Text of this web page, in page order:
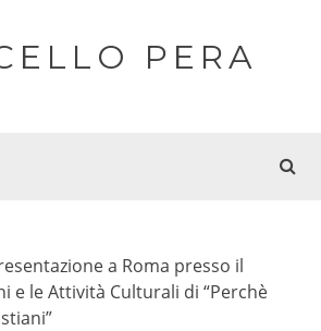
PERA
a Roma presso il
e le Attività Culturali di “Perchè